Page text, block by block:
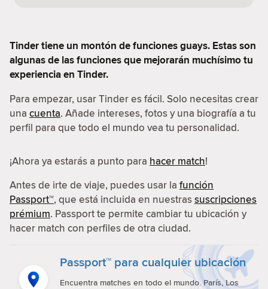
Tinder tiene un montón de funciones guays. Estas son
algunas de las funciones que mejorarán muchísimo tu
experiencia en Tinder.
Para empezar, usar Tinder es fácil. Solo necesitas crear
una cuenta. Añade intereses, fotos y una biografía a tu
perfil para que todo el mundo vea tu personalidad.
¡Ahora ya estarás a punto para hacer match!
Antes de irte de viaje, puedes usar la función
Passport™, que está incluida en nuestrassuscripciones
prémium. Passport te permite cambiar tu ubicación y
hacer match con perfiles de otra ciudad.
Passport™ para cualquier ubicación
Encuentra matches en todo el mundo. París, Los